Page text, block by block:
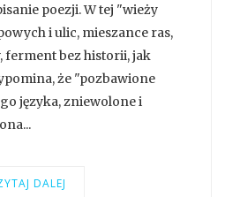
poezji. W tej "wieży
i ulic, mieszance ras,
ferment bez historii, jak
że "pozbawione
języka, zniewolone i
DALEJ